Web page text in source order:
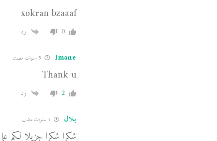
xokran bzaaaf
0 رد
Imane
Thank u
2 رد
بلال
شكرا شكرا جزيلا لكم